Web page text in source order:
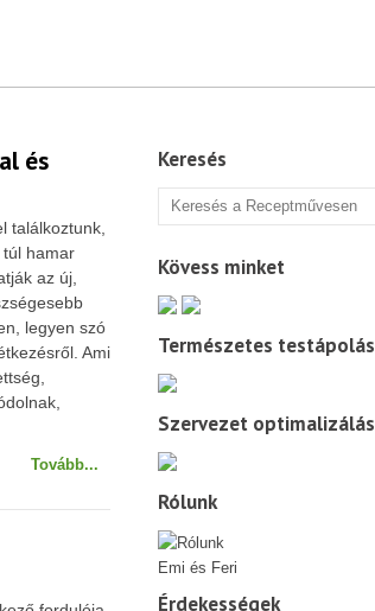
és
találkoztunk,
hamar
az új,
legyen szó
Ami
Tovább...
Keresés
Kövess minket
Természetes testápolás
Szervezet optimalizálás
Rólunk
Emi és Feri
Érdekességek